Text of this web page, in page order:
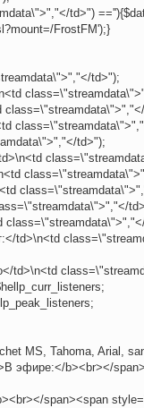
td>")
FrostFM');}
td>");
td>");
td>\n<td
td>\n<td
MS, Tahoma, Arial,
эфире:</b><br></
span><span